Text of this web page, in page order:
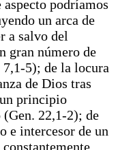
aspecto podríamos
un arca de
a salvo del
gran número de
7,1-5); de la locura
de Dios tras
principio
22,1-2); de
e intercesor de un